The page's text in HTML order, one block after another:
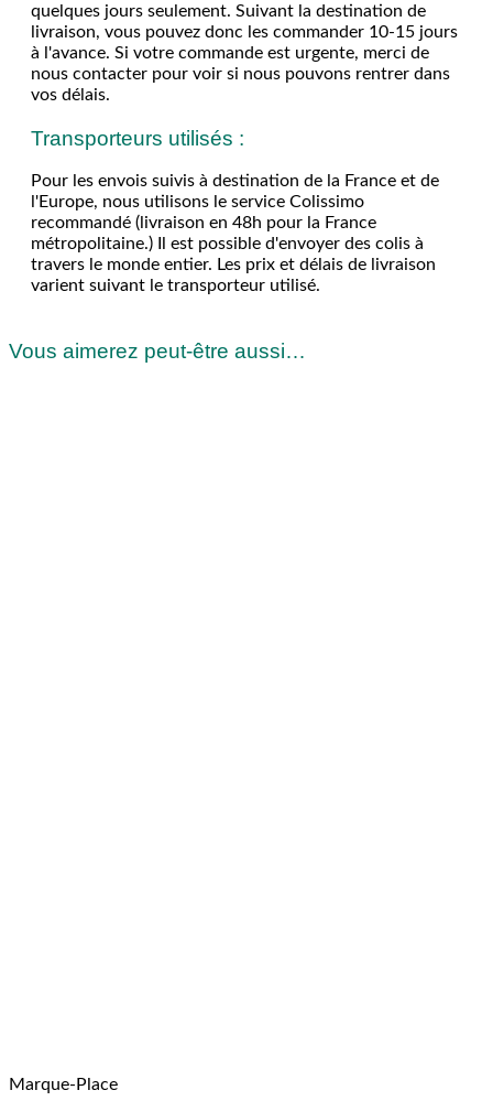
quelques jours seulement. Suivant la destination de
livraison, vous pouvez donc les commander 10-15 jours
à l'avance. Si votre commande est urgente, merci de
nous contacter pour voir si nous pouvons rentrer dans
vos délais.
Transporteurs utilisés :
Pour les envois suivis à destination de la France et de
l'Europe, nous utilisons le service Colissimo
recommandé (livraison en 48h pour la France
métropolitaine.) Il est possible d'envoyer des colis à
travers le monde entier. Les prix et délais de livraison
varient suivant le transporteur utilisé.
Vous aimerez peut-être aussi…
Marque-Place